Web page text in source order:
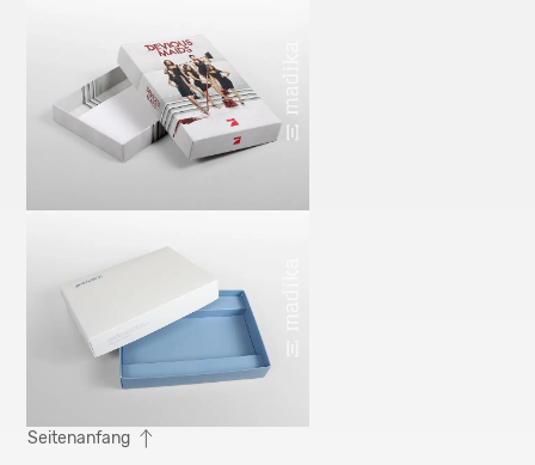
Seitenanfang